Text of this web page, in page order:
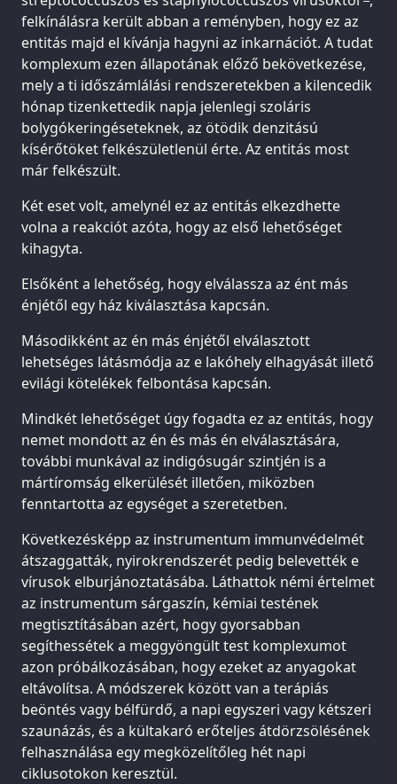
felkínálásra került abban a reményben, hogy ez az
entitás majd el kívánja hagyni az inkarnációt. A tudat
komplexum ezen állapotának előző bekövetkezése,
mely a ti időszámlálási rendszeretekben a kilencedik
hónap tizenkettedik napja jelenlegi szoláris
bolygókeringéseteknek, az ötödik denzitású
kísérőtöket felkészületlenül érte. Az entitás most
már felkészült.
Két eset volt, amelynél ez az entitás elkezdhette
volna a reakciót azóta, hogy az első lehetőséget
kihagyta.
Elsőként a lehetőség, hogy elválassza az ént más
énjétől egy ház kiválasztása kapcsán.
Másodikként az én más énjétől elválasztott
lehetséges látásmódja az e lakóhely elhagyását illető
evilági kötelékek felbontása kapcsán.
Mindkét lehetőséget úgy fogadta ez az entitás, hogy
nemet mondott az én és más én elválasztására,
további munkával az indigósugár szintjén is a
mártíromság elkerülését illetően, miközben
fenntartotta az egységet a szeretetben.
Következésképp az instrumentum immunvédelmét
átszaggatták, nyirokrendszerét pedig belevették e
vírusok elburjánoztatásába. Láthattok némi értelmet
az instrumentum sárgaszín, kémiai testének
megtisztításában azért, hogy gyorsabban
segíthessétek a meggyöngült test komplexumot
azon próbálkozásában, hogy ezeket az anyagokat
eltávolítsa. A módszerek között van a terápiás
beöntés vagy bélfürdő, a napi egyszeri vagy kétszeri
szaunázás, és a kültakaró erőteljes átdörzsölésének
felhasználása egy megközelítőleg hét napi
ciklusotokon keresztül.